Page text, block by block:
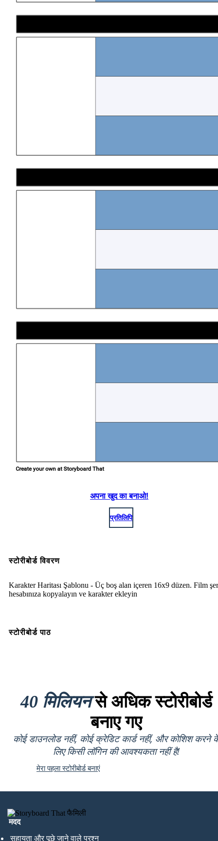
अपना खुद का बनाओ!
प्रतिलिपि
स्टोरीबोर्ड विवरण
Karakter Haritası Şablonu - Üç boş alan içeren 16x9 düzen. Film
hesabınıza kopyalayın ve karakter ekleyin
स्टोरीबोर्ड पाठ
40 मिलियनसे अधिक स्टोरीबोर्ड
बनाए गए
कोई डाउनलोड नहीं, कोई क्रेडिट कार्ड नहीं, और कोशिश करने
लिए किसी लॉगिन की आवश्यकता नहीं है!
मेरा पहला स्टोरीबोर्ड बनाएं
मदद
सहायता और पूछे जाने वाले प्रश्न